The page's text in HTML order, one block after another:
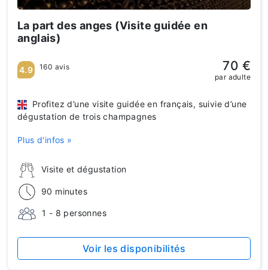
La part des anges (Visite guidée en
anglais)
Visite et dégustation
90 minutes
1 - 8 personnes
Profitez d’une visite guidée en français, suivie d’une
dégustation de trois champagnes
Plus d'infos »
4.9 160 avis 70 €
par adulte
Voir les disponibilités